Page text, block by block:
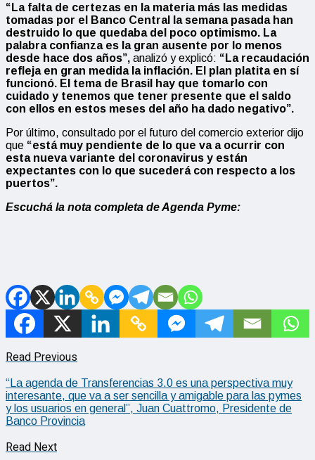
“La falta de certezas en la materia más las medidas
tomadas por el Banco Central la semana pasada han
destruido lo que quedaba del poco optimismo. La
palabra confianza es la gran ausente por lo menos
desde hace dos años”, analizó y explicó: “La recaudación
refleja en gran medida la inflación. El plan platita en sí
funcionó. El tema de Brasil hay que tomarlo con
cuidado y tenemos que tener presente que el saldo
con ellos en estos meses del año ha dado negativo”.
Por último, consultado por el futuro del comercio exterior dijo
que “está muy pendiente de lo que va a ocurrir con
esta nueva variante del coronavirus y están
expectantes con lo que sucederá con respecto a los
puertos”.
Escuchá la nota completa de Agenda Pyme:
Read Previous
“La agenda de Transferencias 3.0 es una perspectiva muy
interesante, que va a ser sencilla y amigable para las pymes
y los usuarios en general”, Juan Cuattromo, Presidente de
Banco Provincia
Read Next